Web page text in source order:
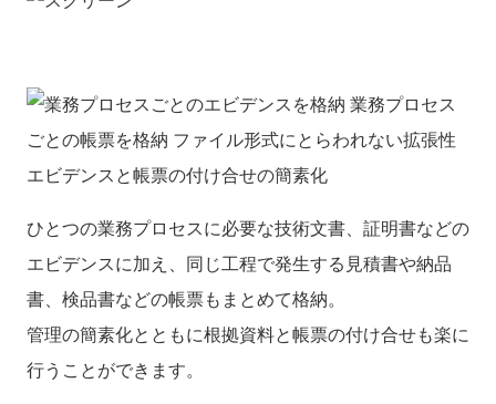
ひとつの業務プロセスに必要な技術文書、証明書などの
エビデンスに加え、同じ工程で発生する見積書や納品
書、検品書などの帳票もまとめて格納。
管理の簡素化とともに根拠資料と帳票の付け合せも楽に
行うことができます。